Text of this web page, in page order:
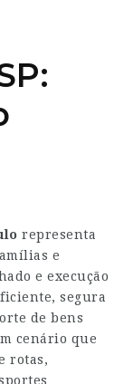
representa
e
e execução
segura
de bens
cenário que
rotas,